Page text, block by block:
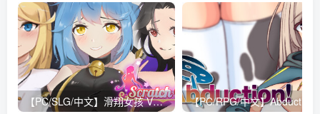
【PC/SLG/中文】滑翔女孩 V1.2 STEAM官方中文版【1G】